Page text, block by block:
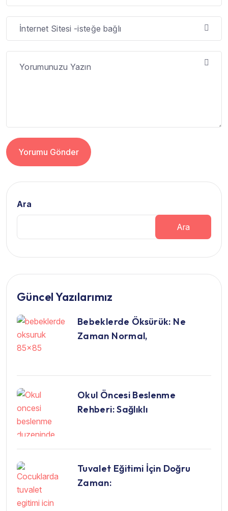
Yorumu Gönder
Ara
Ara
Güncel Yazılarımız
Bebeklerde Öksürük: Ne
Zaman Normal,
Okul Öncesi Beslenme
Rehberi: Sağlıklı
Tuvalet Eğitimi İçin Doğru
Zaman: